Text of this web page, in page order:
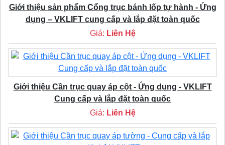
Giới thiệu sản phẩm Cổng trục bánh lốp tự hành - Ứng
dụng – VKLIFT cung cấp và lắp đặt toàn quốc
Giá: Liên Hệ
Giới thiệu Cần trục quay áp cột - Ứng dụng - VKLIFT
Cung cấp và lắp đặt toàn quốc
Giá: Liên Hệ